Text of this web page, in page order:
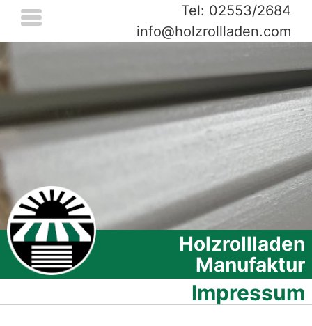
Tel: 02553/2684
info@holzrollladen.com
Holzrollladen
Manufaktur
Impressum